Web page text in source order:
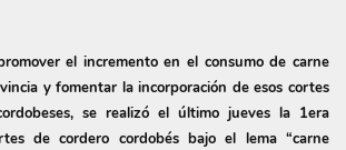
el incremento en el consumo de carne
y fomentar la incorporación de esos cortes
se realizó el último jueves la 1era
de cordero cordobés bajo el lema “carne